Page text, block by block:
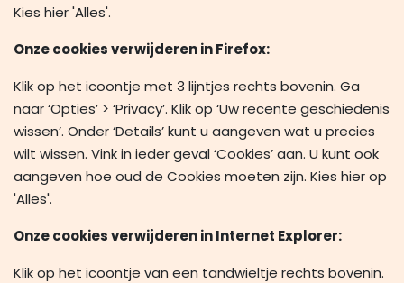
Kies hier 'Alles'.
Onze cookies verwijderen in Firefox:
Klik op het icoontje met 3 lijntjes rechts bovenin. Ga
naar ‘Opties’ > ‘Privacy’. Klik op ‘Uw recente geschiedenis
wissen’. Onder ‘Details’ kunt u aangeven wat u precies
wilt wissen. Vink in ieder geval ‘Cookies’ aan. U kunt ook
aangeven hoe oud de Cookies moeten zijn. Kies hier op
'Alles'.
Onze cookies verwijderen in Internet Explorer:
Klik op het icoontje van een tandwieltje rechts bovenin.